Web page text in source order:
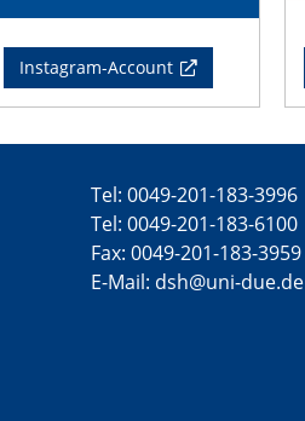
Instagram-Account
Tel: 0049-201-183-3996
Tel: 0049-201-183-6100
Fax: 0049-201-183-3959
E-Mail: dsh@uni-due.de